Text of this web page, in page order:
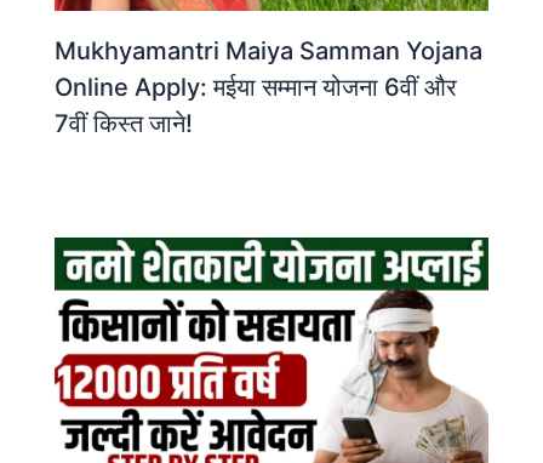
Mukhyamantri Maiya Samman Yojana
Online Apply: मईया सम्मान योजना 6वीं और
7वीं किस्त जाने!